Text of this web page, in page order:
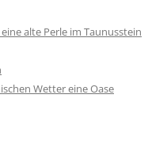
alte Perle im Taunusstein
Wetter eine Oase